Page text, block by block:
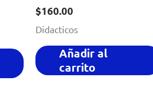
$160.00
Didacticos
Añadir al
carrito